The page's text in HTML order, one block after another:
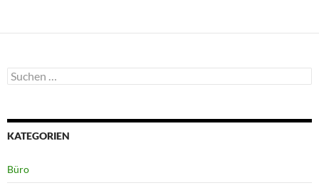
Suchen
nach:
KATEGORIEN
Büro